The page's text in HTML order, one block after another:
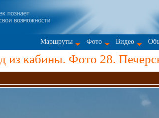
Маршруты Фото Видео
из кабины. Фото 28.